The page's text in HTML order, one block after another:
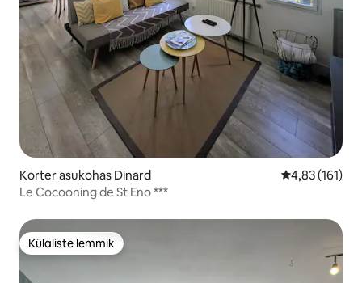
Korter asukohas Dinard Keskmine
4,83 (161)
Le Cocooning de St Eno ***
Külaliste lemmik
Külaliste lemmik